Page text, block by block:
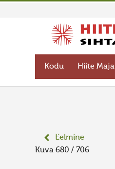
Kodu Hiite Maja
Eelmine
Kuva 680 / 706